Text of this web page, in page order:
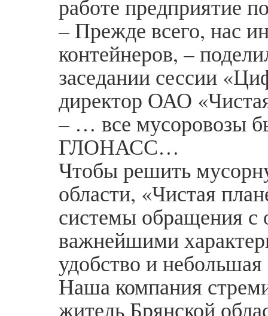
работе предприятие
– Прежде всего, нас
контейнеров, –
заседании сессии
директор ОАО
– … все мусоровозы
ГЛОНАСС…
Чтобы решить
области, «Чистая
системы обращения с
важнейшими
удобство и
Наша компания
житель Брянской